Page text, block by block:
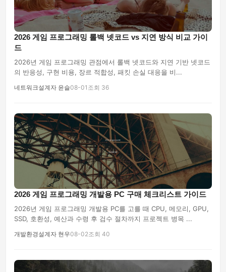
2026 게임 프로그래밍 롤백 넷코드 vs 지연 방식 비교 가이
드
2026년 게임 프로그래밍 관점에서 롤백 넷코드와 지연 기반 넷코드
의 반응성, 구현 비용, 장르 적합성, 패킷 손실 대응을 비...
네트워크설계자 윤슬08-01 조회 36
2026 게임 프로그래밍 개발용 PC 구매 체크리스트 가이드
2026년 게임 프로그래밍 개발용 PC를 고를 때 CPU, 메모리, GPU,
SSD, 호환성, 예산과 수령 후 검수 절차까지 프로젝트 병목 ...
개발환경설계자 현우08-02조회 40